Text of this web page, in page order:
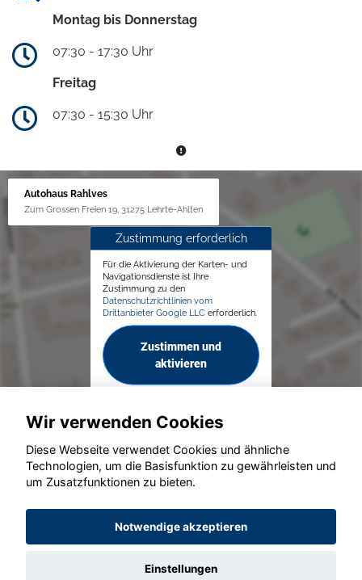
Montag bis Donnerstag
07:30 - 17:30 Uhr
Freitag
07:30 - 15:30 Uhr
Autohaus Rahlves
Zum Grossen Freien 19, 31275 Lehrte-Ahlten
Zustimmung erforderlich
Für die Aktivierung der Karten- und
Navigationsdienste ist Ihre
Zustimmung zu den
Datenschutzrichtlinien vom
Drittanbieter Google LLC erforderlich.
Zustimmen und
aktivieren
© konjunkturmotor.de GmbH 2020 - 2026
Wir verwenden Cookies
Diese Webseite verwendet Cookies und ähnliche
Technologien, um die Basisfunktion zu gewährleisten und
um Zusatzfunktionen zu bieten.
Notwendige akzeptieren
Einstellungen